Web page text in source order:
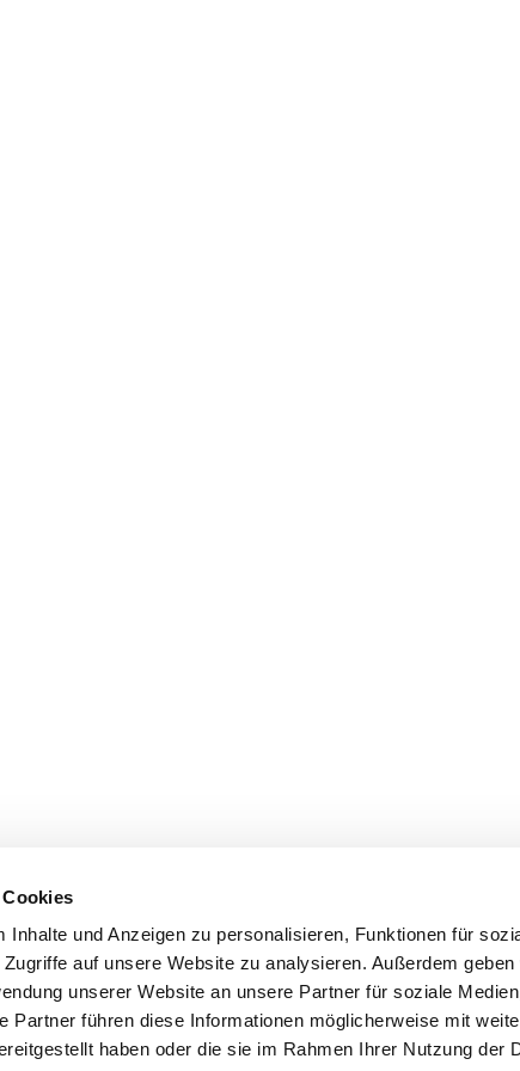
Inhalte und Anzeigen zu personalisieren, Funktionen für
auf unsere Website zu analysieren. Außerdem geben
unserer Website an unsere Partner für soziale
Partner führen diese Informationen möglicherweise mit
haben oder die sie im Rahmen Ihrer Nutzung der